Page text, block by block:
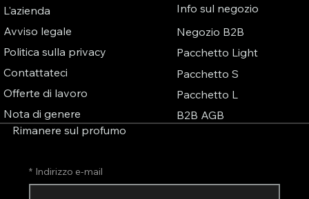
L'azienda
Avviso legale
Politica sulla privacy
Contattateci
Offerte di lavoro
Nota di genere
Info sul negozio
Negozio B2B
Pacchetto Light
Pacchetto S
Pacchetto L
B2B AGB
Rimanere sul profumo
* Indirizzo e-mail